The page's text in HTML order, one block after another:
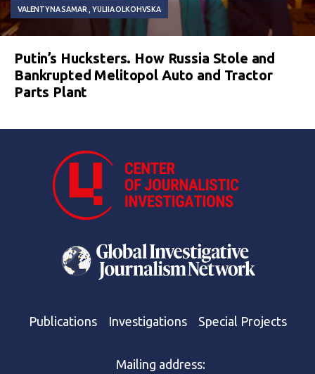
VALENTYNA SAMAR YULIIA OLKOHVSKA
Putin’s Hucksters. How Russia Stole and
Bankrupted Melitopol Auto and Tractor
Parts Plant
Publications Investigations Special Projects
Mailing address: